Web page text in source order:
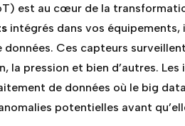
est au cœur de la
intégrés dans vos
données. Ces capteurs
la pression et bien d’autres.
de données où le big
potentielles avant